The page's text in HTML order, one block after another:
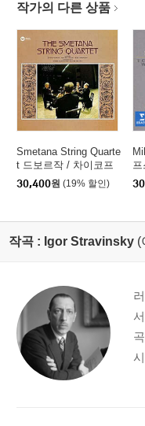
작가의 다른 상품
Smetana String Quarte
t 드보르작 / 차이코프
스키: 현악 사중주 (Dvo
rak: String Quartet No.
Tchaikovsky: Quartet
30,400원 (19% 할인)
6
작곡 : Igor Stravinsky (